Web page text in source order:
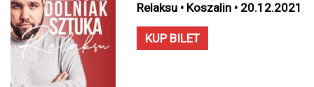
Relaksu • Koszalin • 20.12.2021
KUP BILET